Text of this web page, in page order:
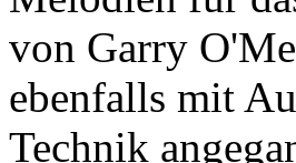
von Garry
ebenfalls mit
Technik